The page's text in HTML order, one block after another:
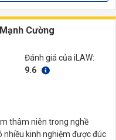
Cường
Đánh giá của iLAW:
9.6
thâm niên trong nghề
nhiều kinh nghiệm được đúc